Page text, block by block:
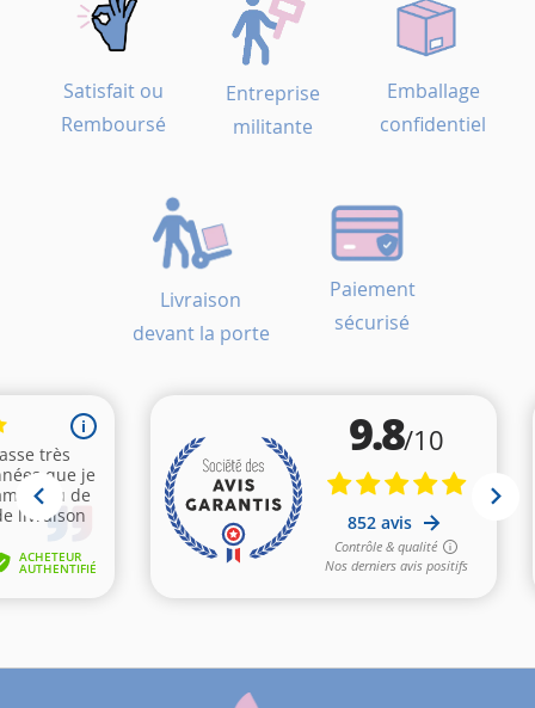
Satisfait ou
Remboursé
Entreprise
militante
Emballage
confidentiel
Livraison
devant la porte
Paiement
sécurisé